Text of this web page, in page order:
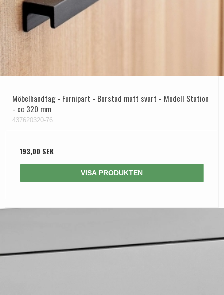
Dörrhandtag Utomhus
Möbelhandtag - Furnipart - Borstad matt svart - Modell Station
- cc 320 mm
437620320-76
193,00 SEK
VISA PRODUKTEN